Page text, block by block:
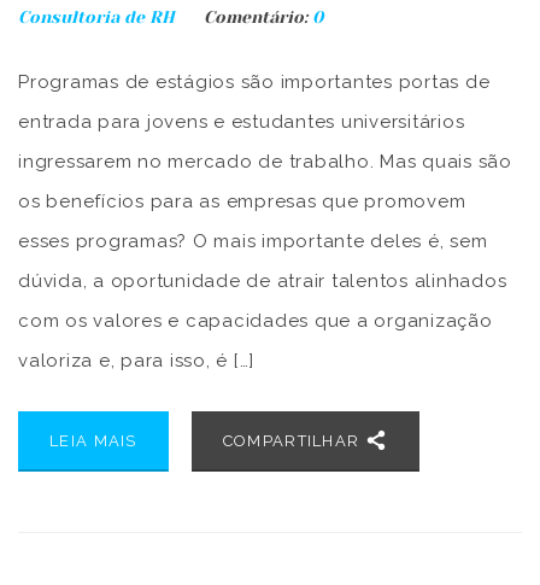
Consultoria de RH
Comentário:0
Programas de estágios são importantes portas de
entrada para jovens e estudantes universitários
ingressarem no mercado de trabalho. Mas quais são
os benefícios para as empresas que promovem
esses programas? O mais importante deles é, sem
dúvida, a oportunidade de atrair talentos alinhados
com os valores e capacidades que a organização
valoriza e, para isso, é […]
LEIA MAIS COMPARTILHAR